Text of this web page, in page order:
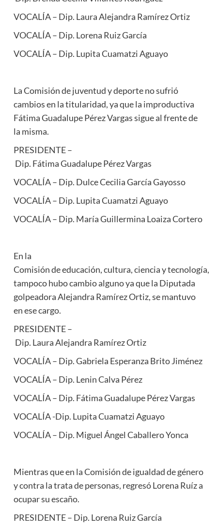
VOCALÍA – Dip. Laura Alejandra Ramírez Ortiz
VOCALÍA – Dip. Lorena Ruiz García
VOCALÍA – Dip. Lupita Cuamatzi Aguayo
La Comisión de juventud y deporte no sufrió
cambios en la titularidad, ya que la improductiva
Fátima Guadalupe Pérez Vargas sigue al frente de
la misma.
PRESIDENTE –
Dip. Fátima Guadalupe Pérez Vargas
VOCALÍA – Dip. Dulce Cecilia García Gayosso
VOCALÍA – Dip. Lupita Cuamatzi Aguayo
VOCALÍA – Dip. María Guillermina Loaiza Cortero
En la
Comisión de educación, cultura, ciencia y tecnología,
tampoco hubo cambio alguno ya que la Diputada
golpeadora Alejandra Ramírez Ortiz, se mantuvo
en ese cargo.
PRESIDENTE –
Dip. Laura Alejandra Ramírez Ortiz
VOCALÍA – Dip. Gabriela Esperanza Brito Jiménez
VOCALÍA – Dip. Lenin Calva Pérez
VOCALÍA – Dip. Fátima Guadalupe Pérez Vargas
VOCALÍA -Dip. Lupita Cuamatzi Aguayo
VOCALÍA – Dip. Miguel Ángel Caballero Yonca
Mientras que en la Comisión de igualdad de género
y contra la trata de personas, regresó Lorena Ruíz a
ocupar su escaño.
PRESIDENTE – Dip. Lorena Ruiz García